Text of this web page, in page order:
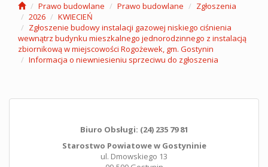
Prawo budowlane Prawo budowlane
Zgłoszenia
2026
KWIECIEŃ
Zgłoszenie budowy instalacji gazowej niskiego ciśnienia
wewnątrz budynku mieszkalnego jednorodzinnego z instalacją
zbiornikową w miejscowości Rogożewek, gm. Gostynin
Informacja o niewniesieniu sprzeciwu do zgłoszenia
Biuro Obsługi: (24) 235 79 81
Starostwo Powiatowe w Gostyninie
ul. Dmowskiego 13